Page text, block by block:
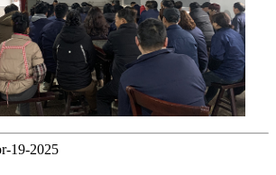
19-2025